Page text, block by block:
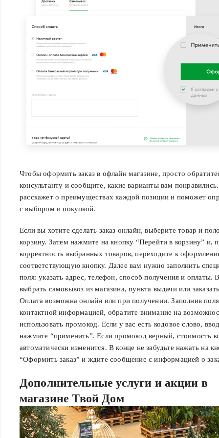
Чтобы оформить заказ в офлайн магазине, просто
консультанту и сообщите, какие варианты вам
расскажет о преимуществах каждой позиции и поможет
с выбором и покупкой.
Если вы хотите сделать заказ онлайн, выберите товар и
корзину. Затем нажмите на кнопку “Перейти в корзину” и,
корректность выбранных товаров, переходите к
соответствующую кнопку. Далее вам нужно заполнить
поля: указать адрес, телефон, способ получения и оплаты.
выбрать самовывоз из магазина, пункта выдачи или
Оплата возможна онлайн или при получении. Заполнив
контактной информацией, обратите внимание на
использовать промокод. Если у вас есть кодовое слово,
нажмите “применить”. Если промокод верный, стоимость
автоматически изменится. В конце не забудьте нажать на
“Оформить заказ” и ждите сообщение с информацией о
Дополнительные услуги и акции в
магазине Твой Дом